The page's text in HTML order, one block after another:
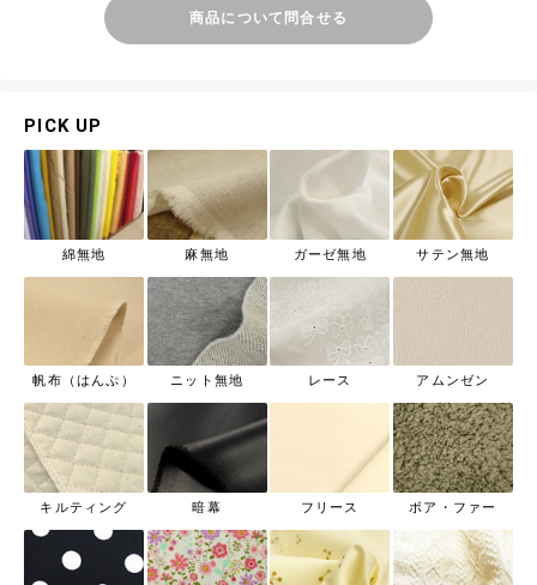
商品について問合せる
PICK UP
綿無地 麻無地 ガーゼ無地 サテン無地
帆布（はんぷ） ニット無地 レース アムンゼン
キルティング 暗幕 フリース ボア・ファー